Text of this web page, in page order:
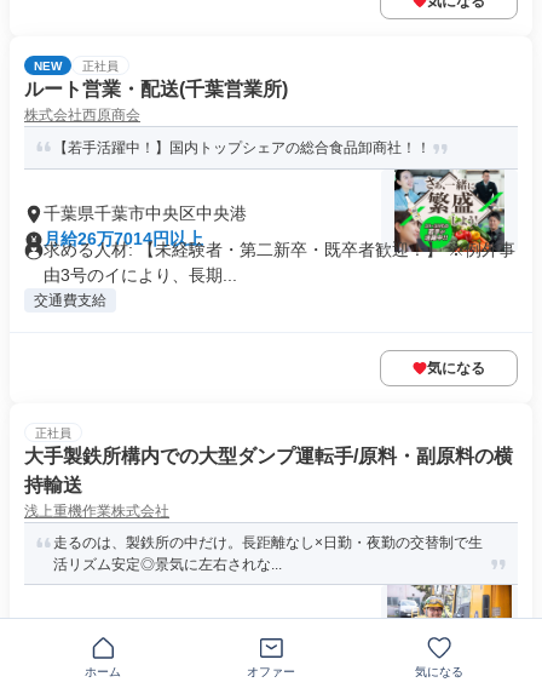
NEW 正社員
ルート営業・配送(千葉営業所)
株式会社西原商会
【若手活躍中！】国内トップシェアの総合食品卸商社！！
千葉県千葉市中央区中央港
月給26万7014円以上
求める人材: 【未経験者・第二新卒・既卒者歓迎！】 ※例外事
由3号のイにより、長期...
交通費支給
気になる
正社員
大手製鉄所構内での大型ダンプ運転手/原料・副原料の横
持輸送
浅上重機作業株式会社
走るのは、製鉄所の中だけ。長距離なし×日勤・夜勤の交替制で生
活リズム安定◎景気に左右されな...
月給22万2429円以上
資格・経験 ◎大型免許 必須 ◎車両系建設機械（整地・運搬・
ホーム オファー 気になる